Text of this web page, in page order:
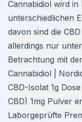
Cannabidiol wird
unterschiedlichen
davon sind die
allerdings nur
Betrachtung mit
Cannabidiol |
CBD-Isolat 1g
CBD) 1mg Pulver
Laborgeprüfte